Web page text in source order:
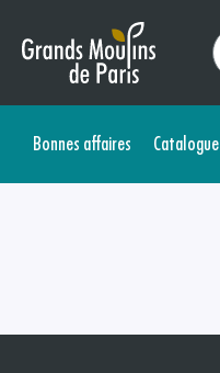
Bonnes affaires Catalogue